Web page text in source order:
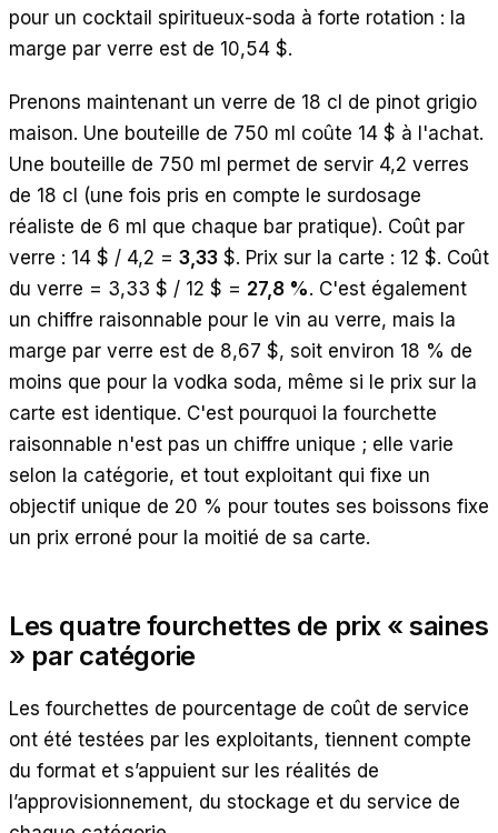
pour un cocktail spiritueux-soda à forte rotation : la
marge par verre est de 10,54 $.
Prenons maintenant un verre de 18 cl de pinot grigio
maison. Une bouteille de 750 ml coûte 14 $ à l'achat.
Une bouteille de 750 ml permet de servir 4,2 verres
de 18 cl (une fois pris en compte le surdosage
réaliste de 6 ml que chaque bar pratique). Coût par
verre : 14 $ / 4,2 = 3,33 $. Prix sur la carte : 12 $. Coût
du verre = 3,33 $ / 12 $ = 27,8 %. C'est également
un chiffre raisonnable pour le vin au verre, mais la
marge par verre est de 8,67 $, soit environ 18 % de
moins que pour la vodka soda, même si le prix sur la
carte est identique. C'est pourquoi la fourchette
raisonnable n'est pas un chiffre unique ; elle varie
selon la catégorie, et tout exploitant qui fixe un
objectif unique de 20 % pour toutes ses boissons fixe
un prix erroné pour la moitié de sa carte.
Les quatre fourchettes de prix « saines
» par catégorie
Les fourchettes de pourcentage de coût de service
ont été testées par les exploitants, tiennent compte
du format et s’appuient sur les réalités de
l’approvisionnement, du stockage et du service de